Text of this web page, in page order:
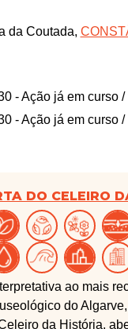
da Coutada,
- Ação já em curso
- Ação já em curso
DO CELEIRO
ao mais
do
da História,